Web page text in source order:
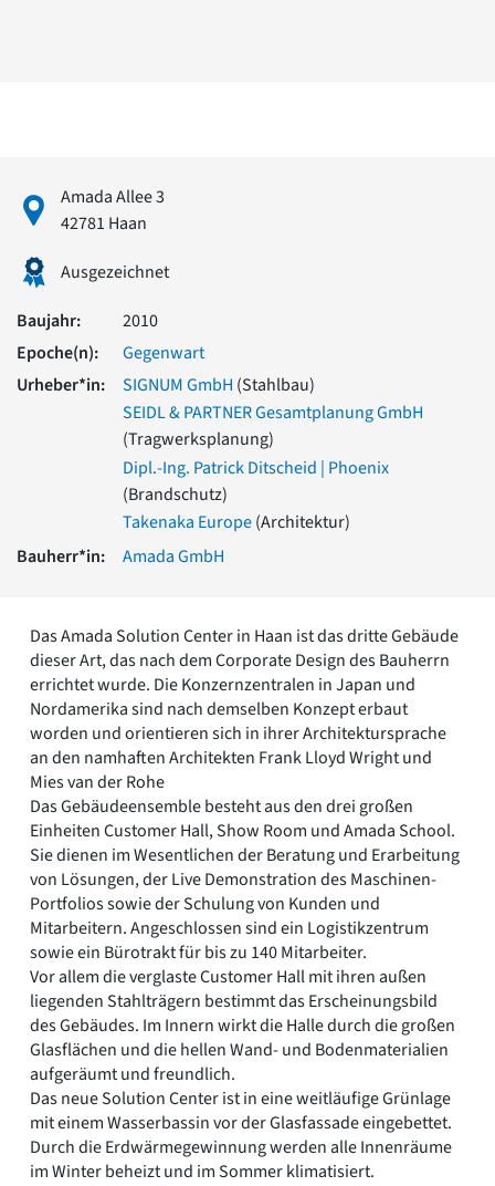
Epochen
Gesamtübersicht...
Postmoderne
Moderne
Reformarchitektur
Jugendstil
Historismus
Klassizismus
Renaissance
Römische Antike
Über baukunst-nrw
Fachbeirat
Freunde & Förderer
Kontakt
Impressum
Datenschutz
Suchbegriff eingeben
Amada Allee 3
42781 Haan
Ausgezeichnet
Baujahr:
2010
Epoche(n):
Gegenwart
Urheber*in:
SIGNUM GmbH (Stahlbau)
SEIDL & PARTNER Gesamtplanung GmbH
(Tragwerksplanung)
Dipl.-Ing. Patrick Ditscheid | Phoenix
(Brandschutz)
Takenaka Europe(Architektur)
Bauherr*in:
Amada GmbH
Das Amada Solution Center in Haan ist das dritte Gebäude
dieser Art, das nach dem Corporate Design des Bauherrn
errichtet wurde. Die Konzernzentralen in Japan und
Nordamerika sind nach demselben Konzept erbaut
worden und orientieren sich in ihrer Architektursprache
an den namhaften Architekten Frank Lloyd Wright und
Mies van der Rohe
Das Gebäudeensemble besteht aus den drei großen
Einheiten Customer Hall, Show Room und Amada School.
Sie dienen im Wesentlichen der Beratung und Erarbeitung
von Lösungen, der Live Demonstration des Maschinen-
Portfolios sowie der Schulung von Kunden und
Mitarbeitern. Angeschlossen sind ein Logistikzentrum
sowie ein Bürotrakt für bis zu 140 Mitarbeiter.
Vor allem die verglaste Customer Hall mit ihren außen
liegenden Stahlträgern bestimmt das Erscheinungsbild
des Gebäudes. Im Innern wirkt die Halle durch die großen
Glasflächen und die hellen Wand- und Bodenmaterialien
aufgeräumt und freundlich.
Das neue Solution Center ist in eine weitläufige Grünlage
mit einem Wasserbassin vor der Glasfassade eingebettet.
Durch die Erdwärmegewinnung werden alle Innenräume
im Winter beheizt und im Sommer klimatisiert.